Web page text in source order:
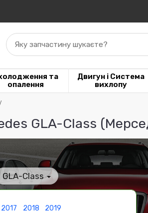
Яку запчастину шукаєте?
та
опалення
Двигун і Система
вихлопу
GLA-Class
2017 2018 2019
GLA-Class